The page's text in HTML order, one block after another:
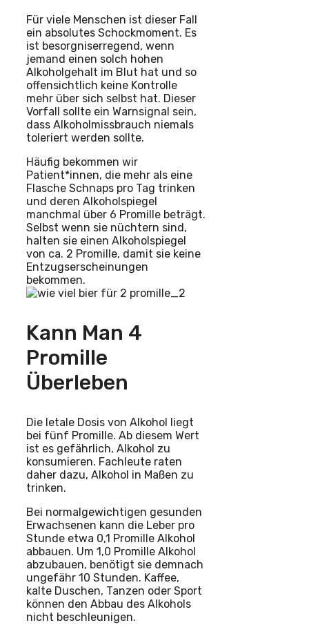
Für viele Menschen ist dieser Fall
ein absolutes Schockmoment. Es
ist besorgniserregend, wenn
jemand einen solch hohen
Alkoholgehalt im Blut hat und so
offensichtlich keine Kontrolle
mehr über sich selbst hat. Dieser
Vorfall sollte ein Warnsignal sein,
dass Alkoholmissbrauch niemals
toleriert werden sollte.
Häufig bekommen wir
Patient*innen, die mehr als eine
Flasche Schnaps pro Tag trinken
und deren Alkoholspiegel
manchmal über 6 Promille beträgt.
Selbst wenn sie nüchtern sind,
halten sie einen Alkoholspiegel
von ca. 2 Promille, damit sie keine
Entzugserscheinungen
bekommen.
Kann Man 4
Promille
Überleben
Die letale Dosis von Alkohol liegt
bei fünf Promille. Ab diesem Wert
ist es gefährlich, Alkohol zu
konsumieren. Fachleute raten
daher dazu, Alkohol in Maßen zu
trinken.
Bei normalgewichtigen gesunden
Erwachsenen kann die Leber pro
Stunde etwa 0,1 Promille Alkohol
abbauen. Um 1,0 Promille Alkohol
abzubauen, benötigt sie demnach
ungefähr 10 Stunden. Kaffee,
kalte Duschen, Tanzen oder Sport
können den Abbau des Alkohols
nicht beschleunigen.